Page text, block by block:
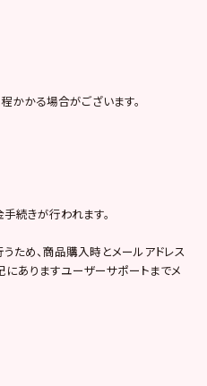
かかる場合がございます。
続きが行われます。
ため、商品購入時とメールアドレス
ありますユーザーサポートまでメ